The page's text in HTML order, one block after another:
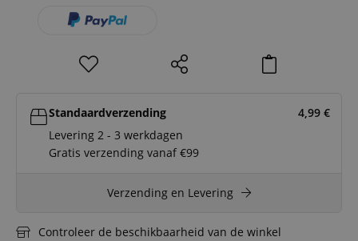
Standaardverzending 4,99 €
Levering 2 - 3 werkdagen
Gratis verzending vanaf €99
Verzending en Levering
Controleer de beschikbaarheid van de winkel